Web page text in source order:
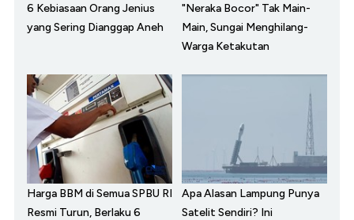
6 Kebiasaan Orang Jenius
yang Sering Dianggap Aneh
"Neraka Bocor" Tak Main-
Main, Sungai Menghilang-
Warga Ketakutan
Harga BBM di Semua SPBU RI
Resmi Turun, Berlaku 6
Apa Alasan Lampung Punya
Satelit Sendiri? Ini